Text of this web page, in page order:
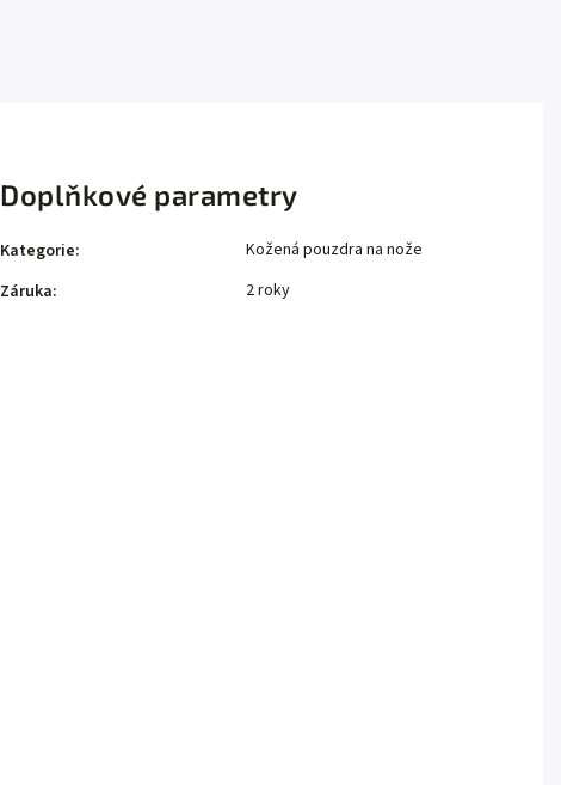
Doplňkové parametry
Kategorie:
Kožená pouzdra na nože
Záruka: 2 roky